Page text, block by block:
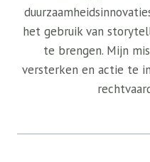
het gebruik van
te brengen. Mijn
versterken en actie te